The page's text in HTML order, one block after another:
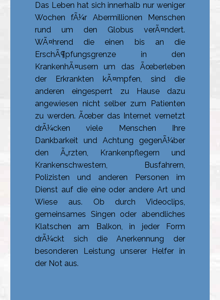
Das Leben hat sich innerhalb nur weniger
Wochen fÃ¼r Abermillionen Menschen
rund um den Globus verÃ¤ndert.
WÃ¤hrend die einen bis an die
ErschÃ¶pfungsgrenze in den
KrankenhÃ¤usern um das Ãœberleben
der Erkrankten kÃ¤mpfen, sind die
anderen eingesperrt zu Hause dazu
angewiesen nicht selber zum Patienten
zu werden. Ãœber das Internet vernetzt
drÃ¼cken viele Menschen Ihre
Dankbarkeit und Achtung gegenÃ¼ber
den Ã„rzten, Krankenpflegern und
Krankenschwestern, Busfahrern,
Polizisten und anderen Personen im
Dienst auf die eine oder andere Art und
Wiese aus. Ob durch Videoclips,
gemeinsames Singen oder abendliches
Klatschen am Balkon, in jeder Form
drÃ¼ckt sich die Anerkennung der
besonderen Leistung unserer Helfer in
der Not aus.